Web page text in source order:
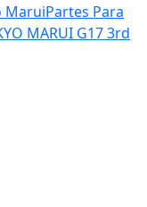
MaruiPartes Para
MARUI G17 3rd